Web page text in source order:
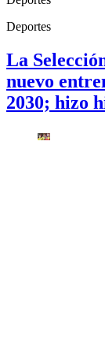
Deportes
La
nuevo
2030; hizo